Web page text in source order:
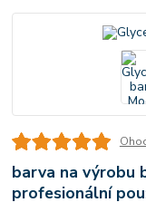
barva na výrobu
profesionální